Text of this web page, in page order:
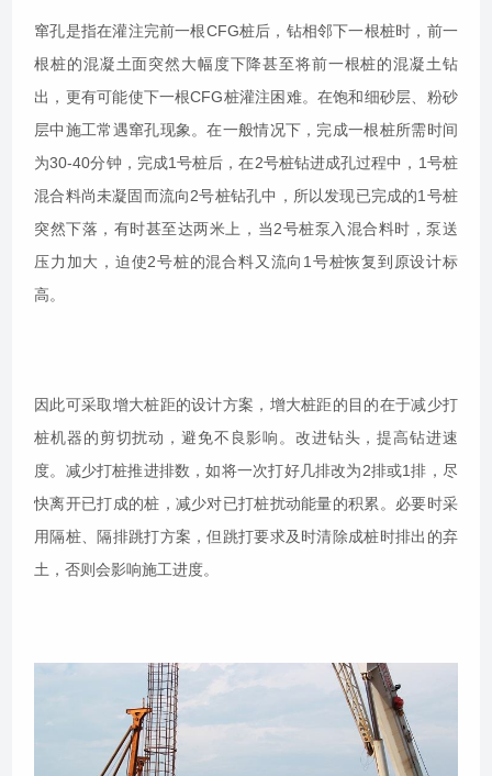
窜孔是指在灌注完前一根CFG桩后，钻相邻下一根桩时，前一
根桩的混凝土面突然大幅度下降甚至将前一根桩的混凝土钻
出，更有可能使下一根CFG桩灌注困难。在饱和细砂层、粉砂
层中施工常遇窜孔现象。在一般情况下，完成一根桩所需时间
为30-40分钟，完成1号桩后，在2号桩钻进成孔过程中，1号桩
混合料尚未凝固而流向2号桩钻孔中，所以发现已完成的1号桩
突然下落，有时甚至达两米上，当2号桩泵入混合料时，泵送
压力加大，迫使2号桩的混合料又流向1号桩恢复到原设计标
高。
因此可采取增大桩距的设计方案，增大桩距的目的在于减少打
桩机器的剪切扰动，避免不良影响。改进钻头，提高钻进速
度。减少打桩推进排数，如将一次打好几排改为2排或1排，尽
快离开已打成的桩，减少对已打桩扰动能量的积累。必要时采
用隔桩、隔排跳打方案，但跳打要求及时清除成桩时排出的弃
土，否则会影响施工进度。